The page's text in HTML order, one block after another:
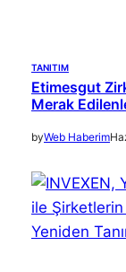
TANITIM
Etimesgut
Merak
byWeb Haberim